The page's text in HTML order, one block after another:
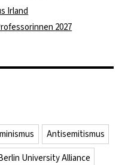
Irland
2027
Antisemitismus
University Alliance